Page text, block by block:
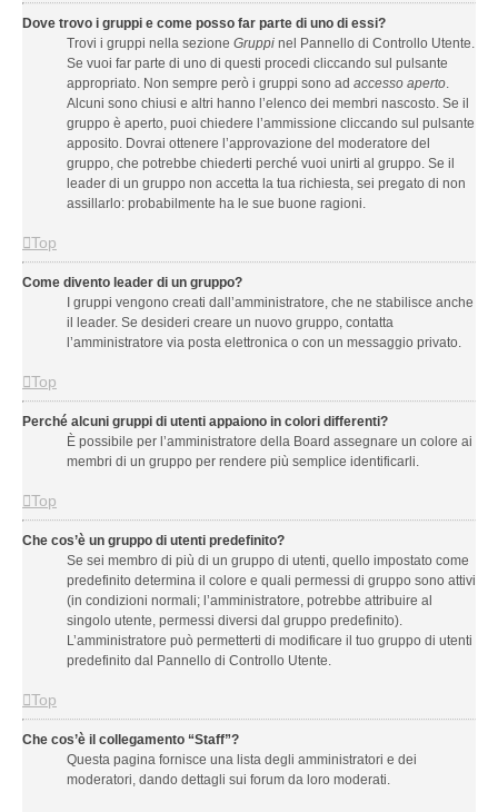
Dove trovo i gruppi e come posso far parte di uno di essi?
Trovi i gruppi nella sezione Gruppi nel Pannello di Controllo Utente.
Se vuoi far parte di uno di questi procedi cliccando sul pulsante
appropriato. Non sempre però i gruppi sono ad accesso aperto.
Alcuni sono chiusi e altri hanno l’elenco dei membri nascosto. Se il
gruppo è aperto, puoi chiedere l’ammissione cliccando sul pulsante
apposito. Dovrai ottenere l’approvazione del moderatore del
gruppo, che potrebbe chiederti perché vuoi unirti al gruppo. Se il
leader di un gruppo non accetta la tua richiesta, sei pregato di non
assillarlo: probabilmente ha le sue buone ragioni.
Top
Come divento leader di un gruppo?
I gruppi vengono creati dall’amministratore, che ne stabilisce anche
il leader. Se desideri creare un nuovo gruppo, contatta
l’amministratore via posta elettronica o con un messaggio privato.
Top
Perché alcuni gruppi di utenti appaiono in colori differenti?
È possibile per l’amministratore della Board assegnare un colore ai
membri di un gruppo per rendere più semplice identificarli.
Top
Che cos’è un gruppo di utenti predefinito?
Se sei membro di più di un gruppo di utenti, quello impostato come
predefinito determina il colore e quali permessi di gruppo sono attivi
(in condizioni normali; l’amministratore, potrebbe attribuire al
singolo utente, permessi diversi dal gruppo predefinito).
L’amministratore può permetterti di modificare il tuo gruppo di utenti
predefinito dal Pannello di Controllo Utente.
Top
Che cos’è il collegamento “Staff”?
Questa pagina fornisce una lista degli amministratori e dei
moderatori, dando dettagli sui forum da loro moderati.